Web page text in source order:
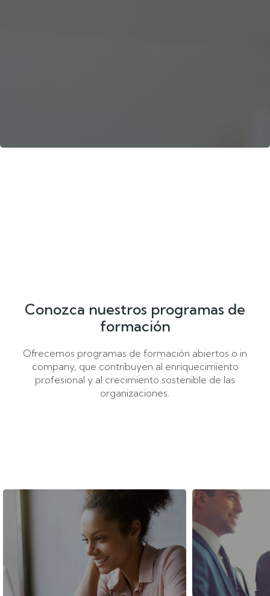
Conozca nuestros programas de
formación
Ofrecemos programas de formación abiertos o in
company, que contribuyen al enriquecimiento
profesional y al crecimiento sostenible de las
organizaciones.